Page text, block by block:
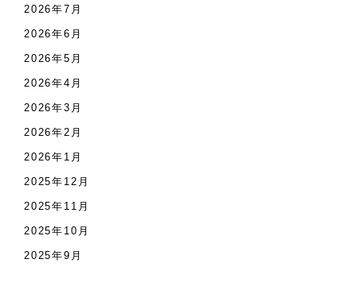
2026年7月
2026年6月
2026年5月
2026年4月
2026年3月
2026年2月
2026年1月
2025年12月
2025年11月
2025年10月
2025年9月